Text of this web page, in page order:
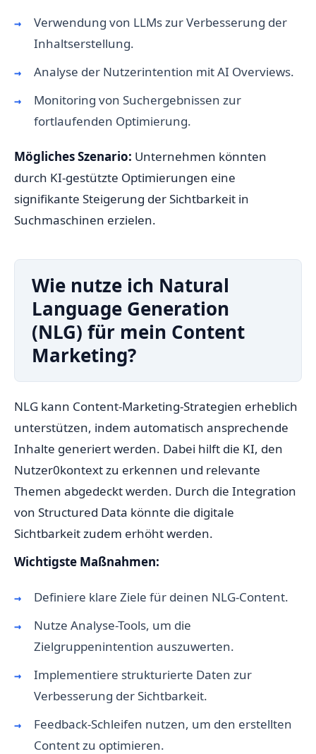
Verwendung von LLMs zur Verbesserung der
Inhaltserstellung.
Analyse der Nutzerintention mit AI Overviews.
Monitoring von Suchergebnissen zur
fortlaufenden Optimierung.
Mögliches Szenario: Unternehmen könnten
durch KI-gestützte Optimierungen eine
signifikante Steigerung der Sichtbarkeit in
Suchmaschinen erzielen.
Wie nutze ich Natural
Language Generation
(NLG) für mein Content
Marketing?
NLG kann Content-Marketing-Strategien erheblich
unterstützen, indem automatisch ansprechende
Inhalte generiert werden. Dabei hilft die KI, den
Nutzer0kontext zu erkennen und relevante
Themen abgedeckt werden. Durch die Integration
von Structured Data könnte die digitale
Sichtbarkeit zudem erhöht werden.
Wichtigste Maßnahmen:
Definiere klare Ziele für deinen NLG-Content.
Nutze Analyse-Tools, um die
Zielgruppenintention auszuwerten.
Implementiere strukturierte Daten zur
Verbesserung der Sichtbarkeit.
Feedback-Schleifen nutzen, um den erstellten
Content zu optimieren.